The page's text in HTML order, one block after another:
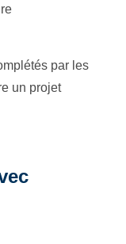
par les
un projet